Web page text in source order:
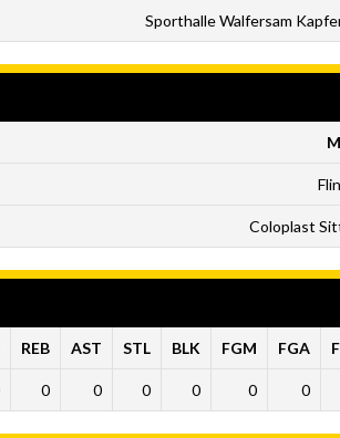
Sporthalle Walfersam
Coloplast
REB AST STL BLK FGM FGA
0 0 0 0 0 0